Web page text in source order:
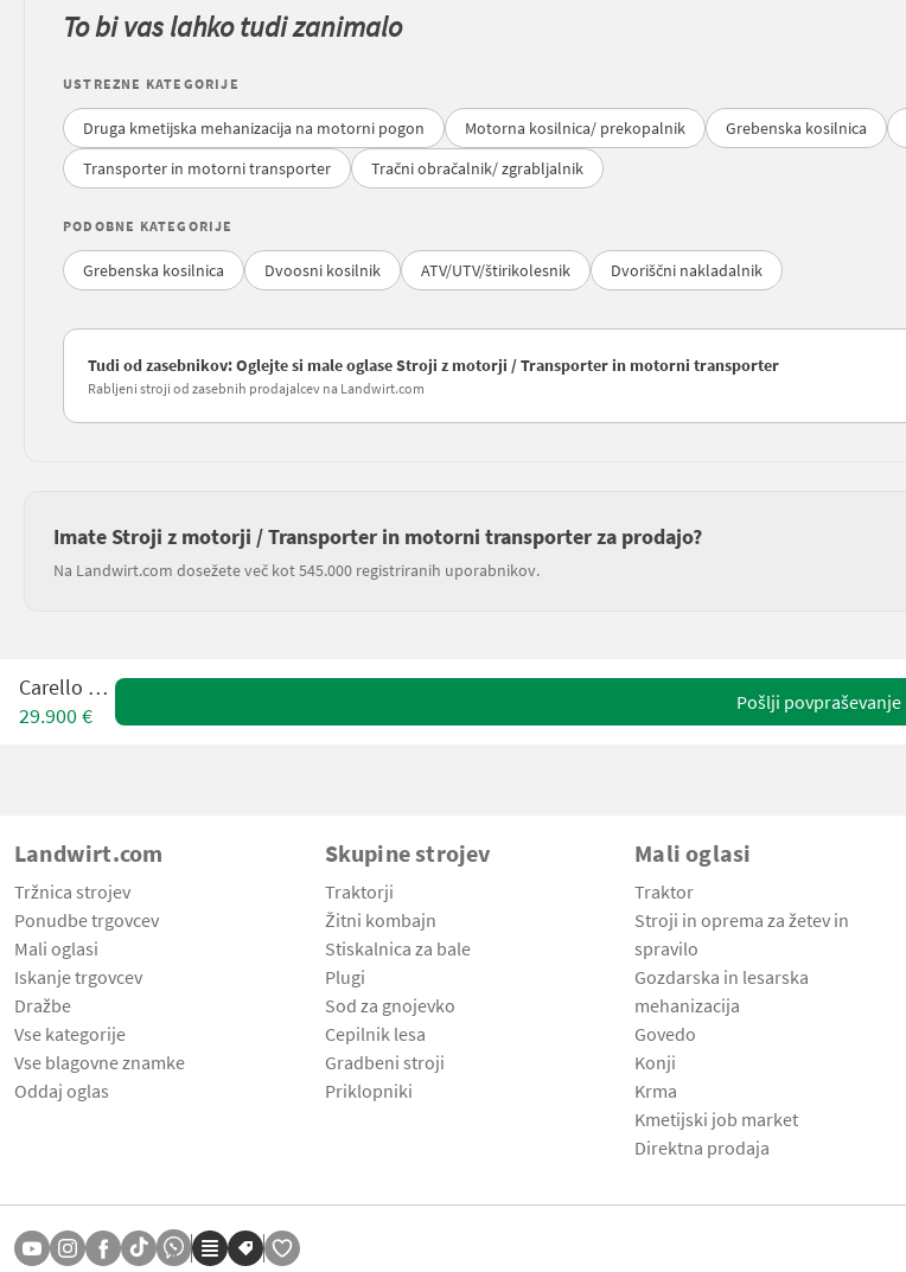
To bi vas lahko tudi zanimalo
USTREZNE KATEGORIJE
Druga kmetijska mehanizacija na motorni pogon Motorna kosilnica/ prekopalnik Grebenska kosilnica
Transporter in motorni transporter
Tračni obračalnik/ zgrabljalnik
PODOBNE KATEGORIJE
Grebenska kosilnica Dvoosni kosilnik ATV/UTV/štirikolesnik Dvoriščni nakladalnik
Tudi od zasebnikov: Oglejte si male oglase Stroji z motorji / Transporter in motorni transporter
Rabljeni stroji od zasebnih prodajalcev na Landwirt.com
Imate Stroji z motorji / Transporter in motorni transporter za prodajo?
Na Landwirt.com dosežete več kot 545.000 registriranih uporabnikov.
Carello TR5
29.900 €
Pošlji povpraševanje
Landwirt.com
Tržnica strojev
Ponudbe trgovcev
Mali oglasi
Iskanje trgovcev
Dražbe
Vse kategorije
Vse blagovne znamke
Oddaj oglas
Skupine strojev
Traktorji
Žitni kombajn
Stiskalnica za bale
Plugi
Sod za gnojevko
Cepilnik lesa
Gradbeni stroji
Priklopniki
Mali oglasi
Traktor
Stroji in oprema za žetev in
spravilo
Gozdarska in lesarska
mehanizacija
Govedo
Konji
Krma
Kmetijski job market
Direktna prodaja